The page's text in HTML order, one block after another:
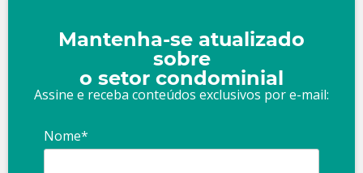
Mantenha-se atualizado
sobre
o setor condominial
Assine e receba conteúdos exclusivos por e-mail:
Nome*